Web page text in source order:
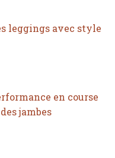
leggings avec style
en course
jambes